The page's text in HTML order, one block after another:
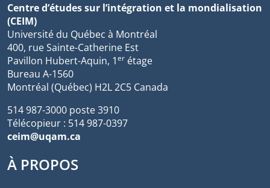
Centre d’études sur l’intégration et la mondialisation
(CEIM)
Université du Québec à Montréal
400, rue Sainte-Catherine Est
Pavillon Hubert-Aquin, 1er étage
Bureau A-1560
Montréal (Québec) H2L 2C5 Canada
514 987-3000 poste 3910
Télécopieur : 514 987-0397
ceim@uqam.ca
À PROPOS